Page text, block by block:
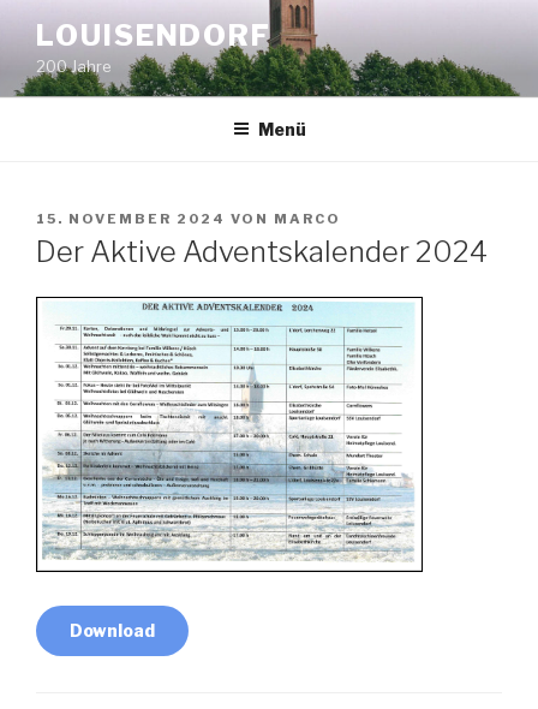
Inhalt
springen
LOUISENDORF
200 Jahre
Menü
VERÖFFENTLICHT
AM
15. NOVEMBER 2024 VON MARCO
Der Aktive Adventskalender 2024
Download